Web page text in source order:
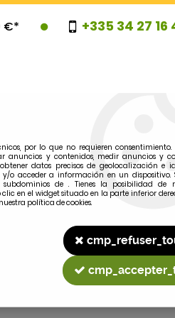
€* +335 34 27 16
MODELO
por lo que no requieren consentimiento.
anuncios y contenidos, medir anuncios y
datos precisos de geolocalización e
y/o acceder a información en un dispositivo.
subdominios de . Tienes la posibilidad de
en el widget situado en la parte inferior
política de cookies.